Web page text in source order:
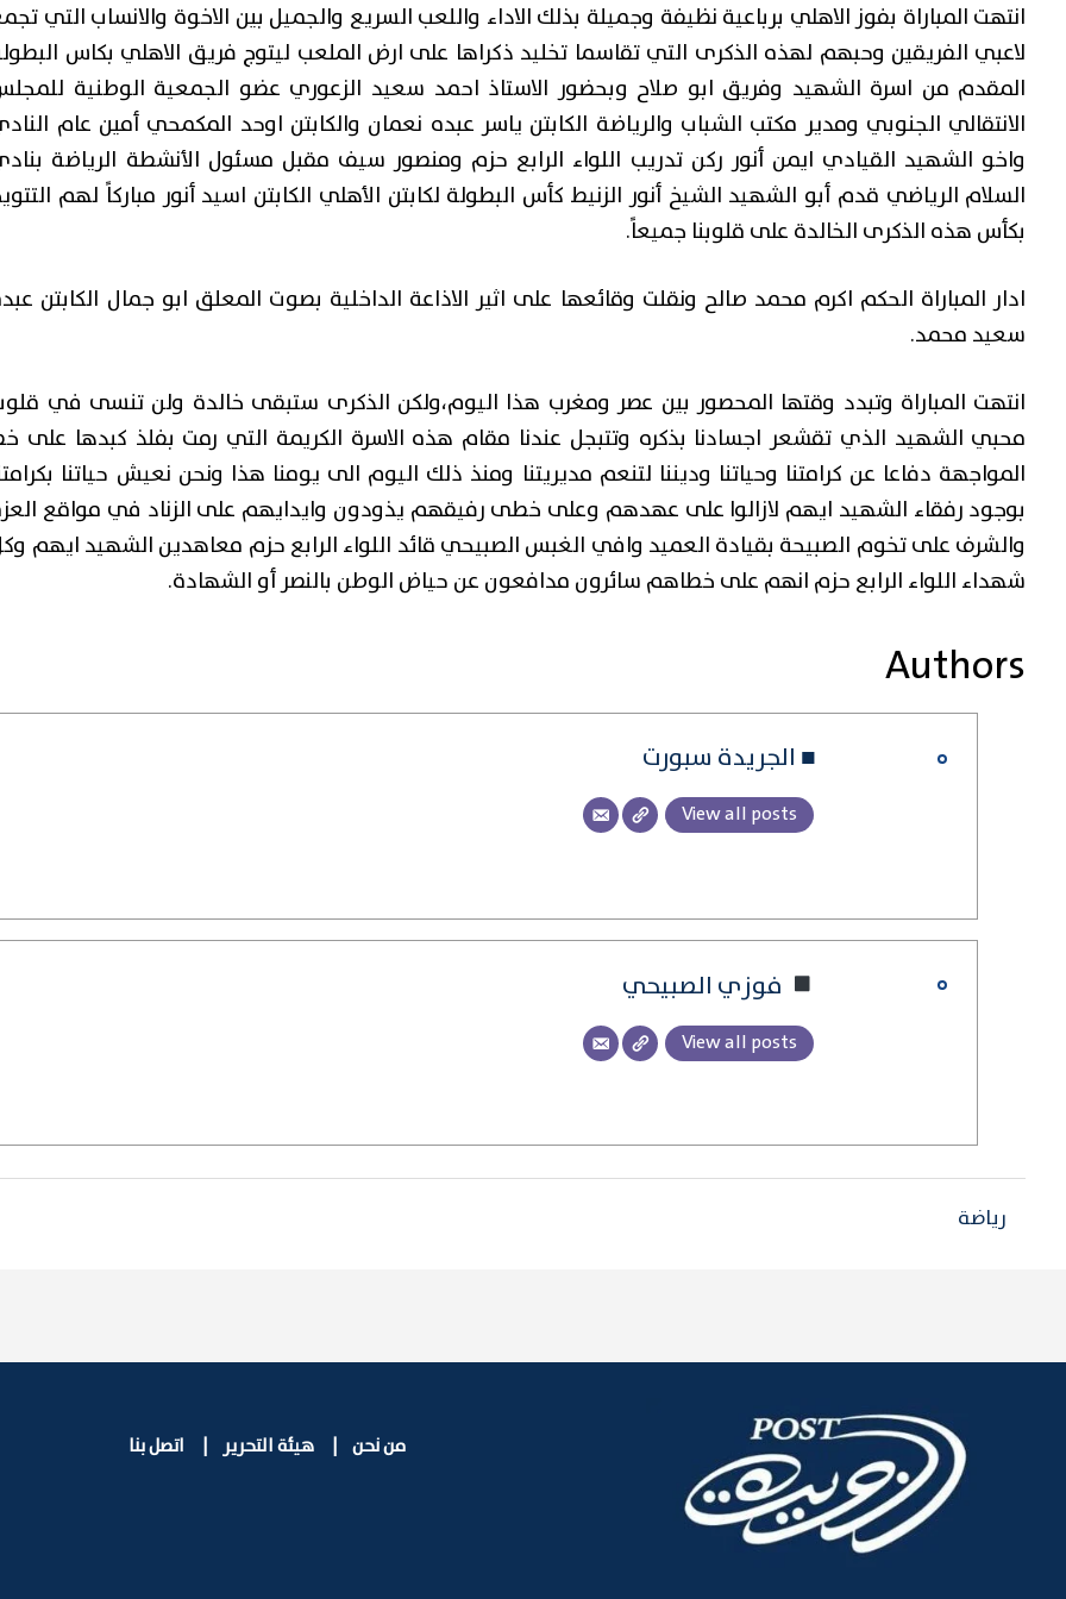
انتهت المباراة بفوز الاهلي برباعية نظيفة وجميلة بذلك الاداء واللعب السريع والجميل بين الاخوة والانساب التي
لاعبي الفريقين وحبهم لهذه الذكرى التي تقاسما تخليد ذكراها على ارض الملعب ليتوج فريق الاهلي بكاس
المقدم من اسرة الشهيد وفريق ابو صلاح وبحضور الاستاذ احمد سعيد الزعوري عضو الجمعية الوطنية
الانتقالي الجنوبي ومدير مكتب الشباب والرياضة الكابتن ياسر عبده نعمان والكابتن اوحد المكمحي أمين عام
واخو الشهيد القيادي ايمن أنور ركن تدريب اللواء الرابع حزم ومنصور سيف مقبل مسئول الأنشطة الرياضة
السلام الرياضي قدم أبو الشهيد الشيخ أنور الزنيط كأس البطولة لكابتن الأهلي الكابتن اسيد أنور مباركاً لهم
بكأس هذه الذكرى الخالدة على قلوبنا جميعاً.
ادار المباراة الحكم اكرم محمد صالح ونقلت وقائعها على اثير الاذاعة الداخلية بصوت المعلق ابو جمال الكابتن
سعيد محمد.
انتهت المباراة وتبدد وقتها المحصور بين عصر ومغرب هذا اليوم،ولكن الذكرى ستبقى خالدة ولن تنسى في
محبي الشهيد الذي تقشعر اجسادنا بذكره وتتبجل عندنا مقام هذه الاسرة الكريمة التي رمت بفلذ كبدها على
المواجهة دفاعا عن كرامتنا وحياتنا وديننا لتنعم مديريتنا ومنذ ذلك اليوم الى يومنا هذا ونحن نعيش حياتنا
بوجود رفقاء الشهيد ايهم لازالوا على عهدهم وعلى خطى رفيقهم يذودون وايدايهم على الزناد في مواقع
والشرف على تخوم الصبيحة بقيادة العميد وافي الغبس الصبيحي قائد اللواء الرابع حزم معاهدين الشهيد ايهم
شهداء اللواء الرابع حزم انهم على خطاهم سائرون مدافعون عن حياض الوطن بالنصر أو الشهادة.
Authors
■ الجريدة سبورت
View all posts
فوزي الصبيحي
View all posts
رياضة
عودة راجح باكريت
موجة من التكهنات
منه!
المجلس الانتقالي الجنوبي،
آخر الأخبار
محافظ عدن يوجّه بتأهيل الخزان
القديم عقب استكمال مشروع مياه
البرزخ
آخر الأخبار
اختتم منتدى الشباب اليمني
حملة “بصراحة مع القادة” لمناصرة
في اليمن
من نحن | هيئة التحرير | اتصل بنا